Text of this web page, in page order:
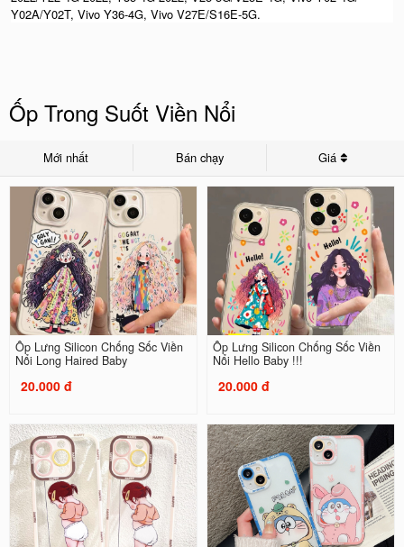
Y02A/Y02T, Vivo Y36-4G, Vivo V27E/S16E-5G.
Ốp Trong Suốt Viền Nổi
Mới nhất Bán chạy Giá
Ốp Lưng Silicon Chống Sốc Viền
Nổi Long Haired Baby
20.000 đ
Ốp Lưng Silicon Chống Sốc Viền
Nổi Hello Baby !!!
20.000 đ